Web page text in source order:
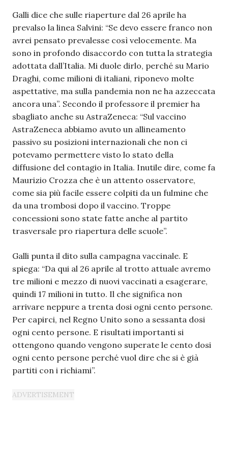
Galli dice che sulle riaperture dal 26 aprile ha
prevalso la linea Salvini: “Se devo essere franco non
avrei pensato prevalesse così velocemente. Ma
sono in profondo disaccordo con tutta la strategia
adottata dall’Italia. Mi duole dirlo, perché su Mario
Draghi, come milioni di italiani, riponevo molte
aspettative, ma sulla pandemia non ne ha azzeccata
ancora una”. Secondo il professore il premier ha
sbagliato anche su AstraZeneca: “Sul vaccino
AstraZeneca abbiamo avuto un allineamento
passivo su posizioni internazionali che non ci
potevamo permettere visto lo stato della
diffusione del contagio in Italia. Inutile dire, come fa
Maurizio Crozza che è un attento osservatore,
come sia più facile essere colpiti da un fulmine che
da una trombosi dopo il vaccino. Troppe
concessioni sono state fatte anche al partito
trasversale pro riapertura delle scuole”.
Galli punta il dito sulla campagna vaccinale. E
spiega: “Da qui al 26 aprile al trotto attuale avremo
tre milioni e mezzo di nuovi vaccinati a esagerare,
quindi 17 milioni in tutto. Il che significa non
arrivare neppure a trenta dosi ogni cento persone.
Per capirci, nel Regno Unito sono a sessanta dosi
ogni cento persone. E risultati importanti si
ottengono quando vengono superate le cento dosi
ogni cento persone perché vuol dire che si è già
partiti con i richiami”.